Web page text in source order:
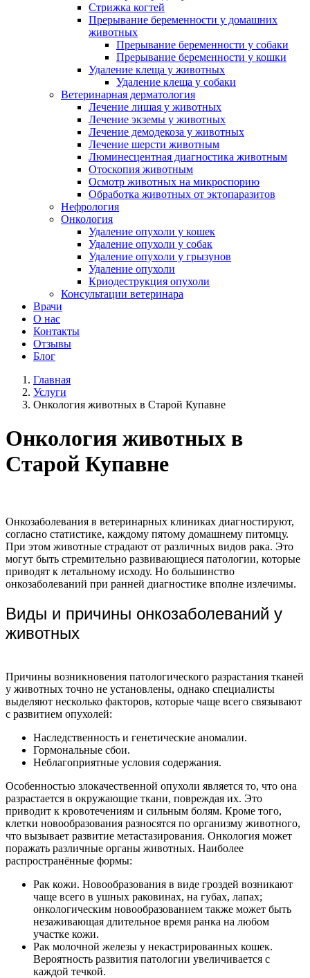
Стрижка когтей
Прерывание беременности у домашних
животных
Прерывание беременности у собаки
Прерывание беременности у кошки
Удаление клеща у животных
Удаление клеща у собаки
Ветеринарная дерматология
Лечение лишая у животных
Лечение экземы у животных
Лечение демодекоза у животных
Лечение шерсти животным
Люминесцентная диагностика животным
Отоскопия животным
Осмотр животных на микроспорию
Обработка животных от эктопаразитов
Нефрология
Онкология
Удаление опухоли у кошек
Удаление опухоли у собак
Удаление опухоли у грызунов
Удаление опухоли
Криодеструкция опухоли
Консультации ветеринара
Врачи
О нас
Контакты
Отзывы
Блог
Главная
Услуги
Онкология животных в Старой Купавне
Онкология животных в
Старой Купавне
Онкозаболевания в ветеринарных клиниках диагностируют,
согласно статистике, каждому пятому домашнему питомцу.
При этом животные страдают от различных видов рака. Это
могут быть стремительно развивающиеся патологии, которые
приводят к летальному исходу. Но большинство
онкозаболеваний при ранней диагностике вполне излечимы.
Виды и причины онкозаболеваний у
животных
Причины возникновения патологического разрастания тканей
у животных точно не установлены, однако специалисты
выделяют несколько факторов, которые чаще всего связывают
с развитием опухолей:
Наследственность и генетические аномалии.
Гормональные сбои.
Неблагоприятные условия содержания.
Особенностью злокачественной опухоли является то, что она
разрастается в окружающие ткани, повреждая их. Это
приводит к кровотечениям и сильным болям. Кроме того,
клетки новообразования разносятся по организму животного,
что вызывает развитие метастазирования. Онкология может
поражать различные органы животных. Наиболее
распространённые формы:
Рак кожи. Новообразования в виде гроздей возникают
чаще всего в ушных раковинах, на губах, лапах;
онкологическим новообразованием также может быть
незаживающая длительное время ранка на любом
участке кожи.
Рак молочной железы у некастрированных кошек.
Вероятность развития патологии увеличивается с
каждой течкой.